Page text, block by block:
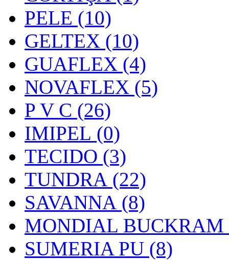
PELE (10)
GELTEX (10)
GUAFLEX (4)
NOVAFLEX (5)
P V C (26)
IMIPEL (0)
TECIDO (3)
TUNDRA (22)
SAVANNA (8)
MONDIAL BUCKRAM
SUMERIA PU (8)